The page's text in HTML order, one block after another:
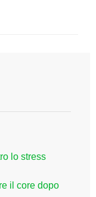
lo stress
il core dopo